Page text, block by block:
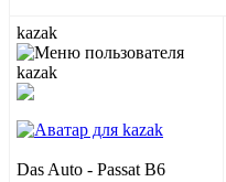
kazak
Das Auto - Passat B6